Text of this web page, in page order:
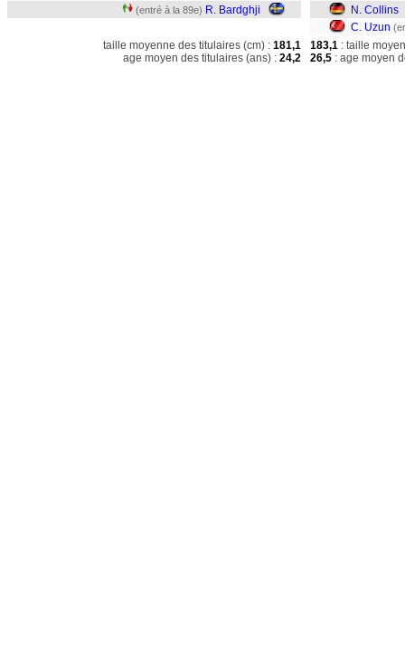
(entré à la 89e) R. Bardghji
N. Collins
C. Uzun
taille moyenne des titulaires (cm) : 181,1
age moyen des titulaires (ans) : 24,2
183,1 : taille
26,5 : age moyen